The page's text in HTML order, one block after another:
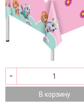
В корзину